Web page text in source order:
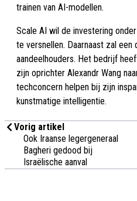
trainen van AI-modellen.
Scale AI wil de investering
te versnellen. Daarnaast zal
aandeelhouders. Het bedrijf
zijn oprichter Alexandr Wang
techconcern helpen bij zijn
kunstmatige intelligentie.
Vorig artikel
Ook Iraanse legergeneraal
Bagheri gedood bij
Israëlische aanval